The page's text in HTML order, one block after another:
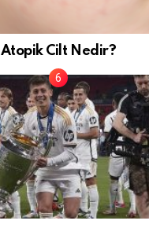
Atopik Cilt Nedir?